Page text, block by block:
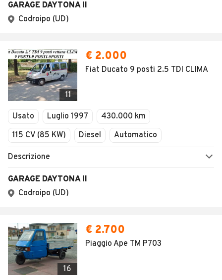
GARAGE DAYTONA II
Codroipo (UD)
11
€ 2.000
Fiat Ducato 9 posti 2.5 TDI CLIMA
Usato Luglio 1997
430.000 km
115 CV (85 KW)
Diesel Automatico
Descrizione
GARAGE DAYTONA II
Codroipo (UD)
16
€ 2.700
Piaggio Ape TM P703